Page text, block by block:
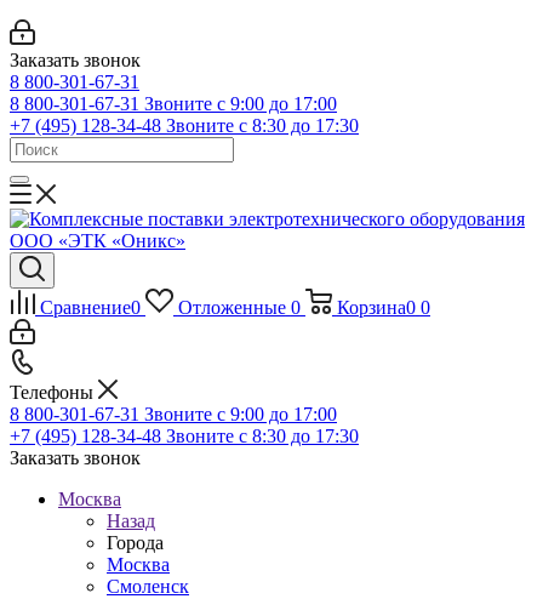
Заказать звонок
8 800-301-67-31
8 800-301-67-31 Звоните с 9:00 до 17:00
+7 (495) 128-34-48 Звоните с 8:30 до 17:30
Сравнение0 Отложенные 0 Корзина0 0
Телефоны
8 800-301-67-31 Звоните с 9:00 до 17:00
+7 (495) 128-34-48 Звоните с 8:30 до 17:30
Заказать звонок
Москва
Назад
Города
Москва
Смоленск